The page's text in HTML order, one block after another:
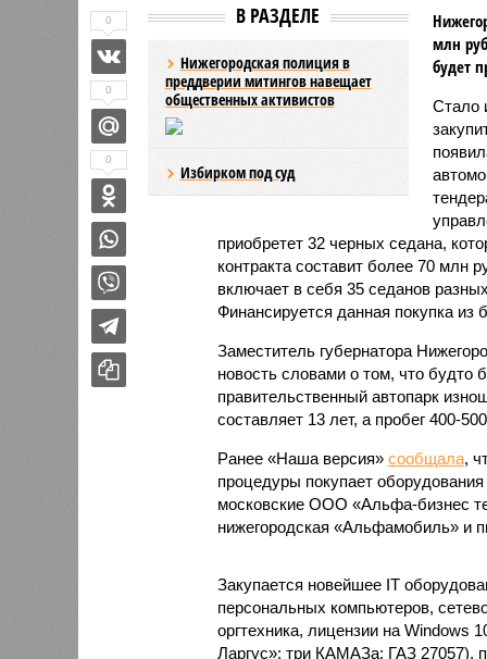
В РАЗДЕЛЕ
Нижегородская полиция в
преддверии митингов навещает
общественных активистов
Избирком под суд
млн
будет
Стало
приобретет 32 черных седана,
контракта составит более 70 млн
включает в себя 35 седанов
Финансируется данная покупка из
Заместитель губернатора
новость словами о том, что будто
правительственный автопарк
составляет 13 лет, а пробег 400-
Ранее «Наша версия» сообщала,
процедуры покупает
московские ООО «Альфа-бизнес
нижегородская «Альфамобиль» и
Закупается новейшее IT
персональных компьютеров,
оргтехника, лицензии на Windows
Ларгус»; три КАМАЗа; ГАЗ 27057),
0
0
0